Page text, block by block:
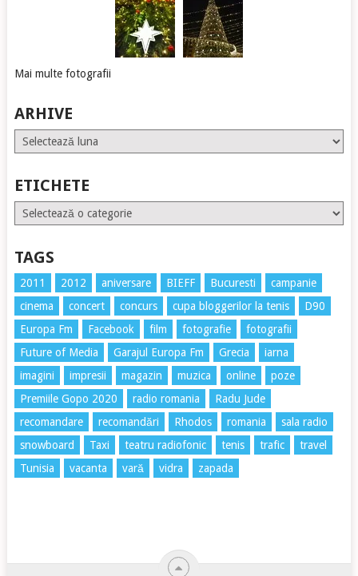
Mai multe fotografii
ARHIVE
Arhive
ETICHETE
Etichete
TAGS
2011 2012 aniversare BIEFF Bucuresti
campanie
cinema
concert concurs cupa bloggerilor la tenis
D90
Europa Fm
Facebook film fotografie
fotografii
Future of Media
Garajul Europa Fm Grecia
iarna
imagini
impresii magazin muzica online
poze
Premiile Gopo 2020
radio romania
Radu Jude
recomandare
recomandări Rhodos romania
sala radio
snowboard
Taxi teatru radiofonic tenis trafic
travel
Tunisia
vacanta vară vidra zapada